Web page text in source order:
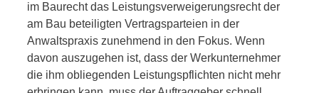
im Baurecht das Leistungsverweigerungsrecht der
am Bau beteiligten Vertragsparteien in der
Anwaltspraxis zunehmend in den Fokus. Wenn
davon auszugehen ist, dass der Werkunternehmer
die ihm obliegenden Leistungspflichten nicht mehr